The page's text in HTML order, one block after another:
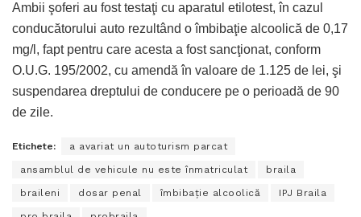
Ambii şoferi au fost testaţi cu aparatul etilotest, în cazul
conducătorului auto rezultând o îmbibaţie alcoolică de 0,17
mg/l, fapt pentru care acesta a fost sancţionat, conform
O.U.G. 195/2002, cu amendă în valoare de 1.125 de lei, şi
suspendarea dreptului de conducere pe o perioadă de 90
de zile.
Etichete: a avariat un autoturism parcat
ansamblul de vehicule nu este înmatriculat braila
braileni dosar penal îmbibaţie alcoolică IPJ Braila